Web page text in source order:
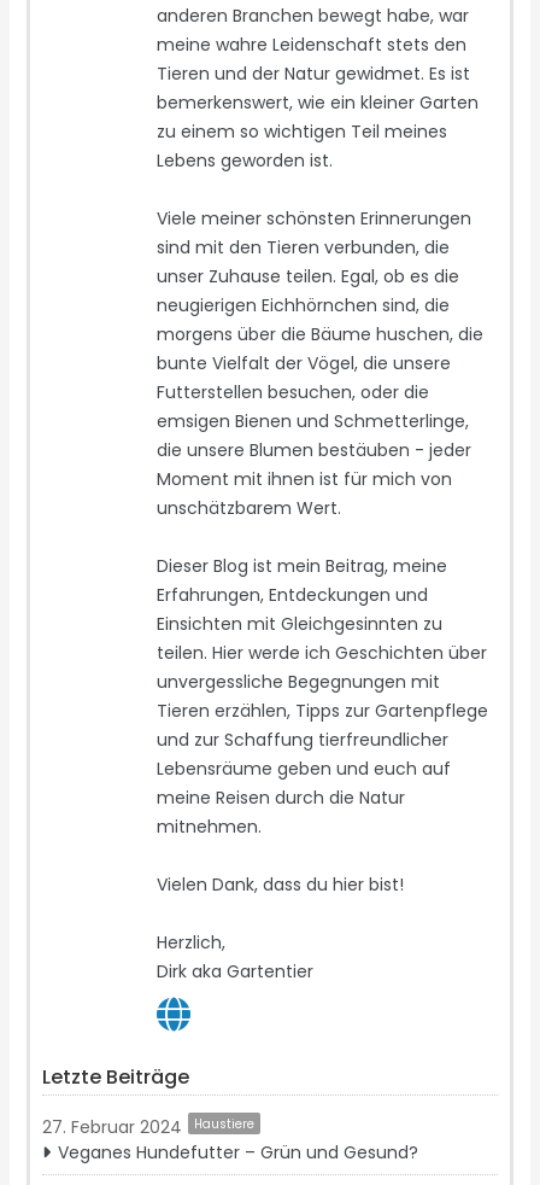
anderen Branchen bewegt habe, war
meine wahre Leidenschaft stets den
Tieren und der Natur gewidmet. Es ist
bemerkenswert, wie ein kleiner Garten
zu einem so wichtigen Teil meines
Lebens geworden ist.
Viele meiner schönsten Erinnerungen
sind mit den Tieren verbunden, die
unser Zuhause teilen. Egal, ob es die
neugierigen Eichhörnchen sind, die
morgens über die Bäume huschen, die
bunte Vielfalt der Vögel, die unsere
Futterstellen besuchen, oder die
emsigen Bienen und Schmetterlinge,
die unsere Blumen bestäuben - jeder
Moment mit ihnen ist für mich von
unschätzbarem Wert.
Dieser Blog ist mein Beitrag, meine
Erfahrungen, Entdeckungen und
Einsichten mit Gleichgesinnten zu
teilen. Hier werde ich Geschichten über
unvergessliche Begegnungen mit
Tieren erzählen, Tipps zur Gartenpflege
und zur Schaffung tierfreundlicher
Lebensräume geben und euch auf
meine Reisen durch die Natur
mitnehmen.
Vielen Dank, dass du hier bist!
Herzlich,
Dirk aka Gartentier
Letzte Beiträge
27. Februar 2024 Haustiere
Veganes Hundefutter – Grün und Gesund?